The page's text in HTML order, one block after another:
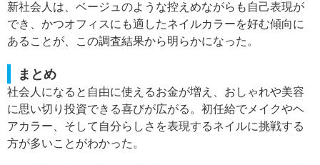
新社会人は、ベージュのような控えめながらも自己表現が
でき、かつオフィスにも適したネイルカラーを好む傾向に
あることが、この調査結果から明らかになった。
まとめ
社会人になると自由に使えるお金が増え、おしゃれや美容
に思い切り投資できる喜びが広がる。初任給でメイクやヘ
アカラー、そして自分らしさを表現するネイルに挑戦する
方が多いことがわかった。